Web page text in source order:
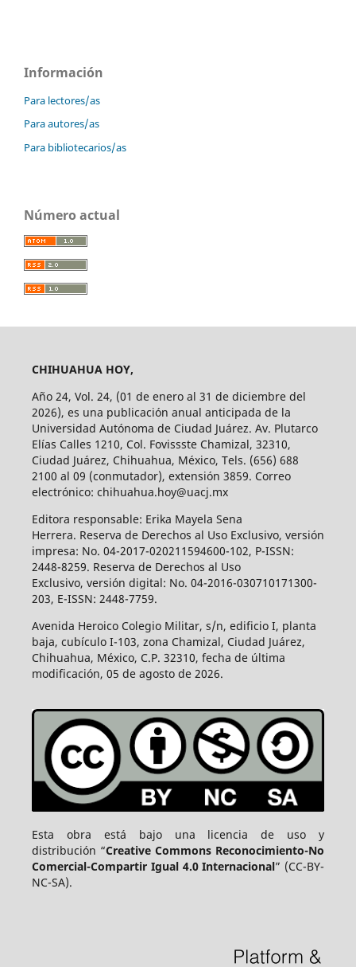
Información
Para lectores/as
Para autores/as
Para bibliotecarios/as
Número actual
CHIHUAHUA HOY,
Año 24, Vol. 24, (01 de enero al 31 de diciembre del
2026), es una publicación anual anticipada de la
Universidad Autónoma de Ciudad Juárez. Av. Plutarco
Elías Calles 1210, Col. Fovissste Chamizal, 32310,
Ciudad Juárez, Chihuahua, México, Tels. (656) 688
2100 al 09 (conmutador), extensión 3859. Correo
electrónico: chihuahua.hoy@uacj.mx
Editora responsable: Erika Mayela Sena
Herrera. Reserva de Derechos al Uso Exclusivo, versión
impresa: No. 04-2017-020211594600-102, P-ISSN:
2448-8259. Reserva de Derechos al Uso
Exclusivo, versión digital: No. 04-2016-030710171300-
203, E-ISSN: 2448-7759.
Avenida Heroico Colegio Militar, s/n, edificio I, planta
baja, cubículo I-103, zona Chamizal, Ciudad Juárez,
Chihuahua, México, C.P. 32310, fecha de última
modificación, 05 de agosto de 2026.
Esta obra está bajo una licencia de uso y
distribución “Creative Commons Reconocimiento-No
Comercial-Compartir Igual 4.0 Internacional” (CC-BY-
NC-SA).